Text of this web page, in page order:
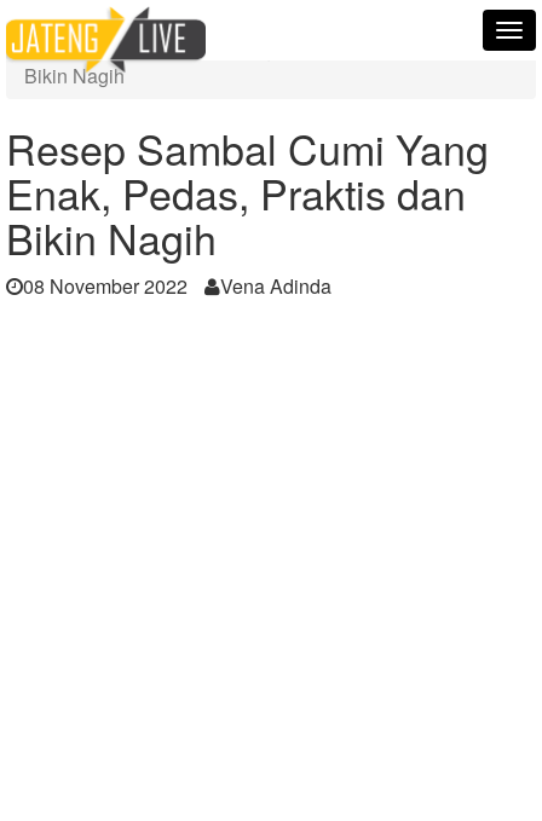
Home
Berita
Resep Sambal Cumi Yang Enak, Pedas, Praktis dan
Bikin Nagih
Resep Sambal Cumi Yang
Enak, Pedas, Praktis dan
Bikin Nagih
08 November 2022 Vena Adinda